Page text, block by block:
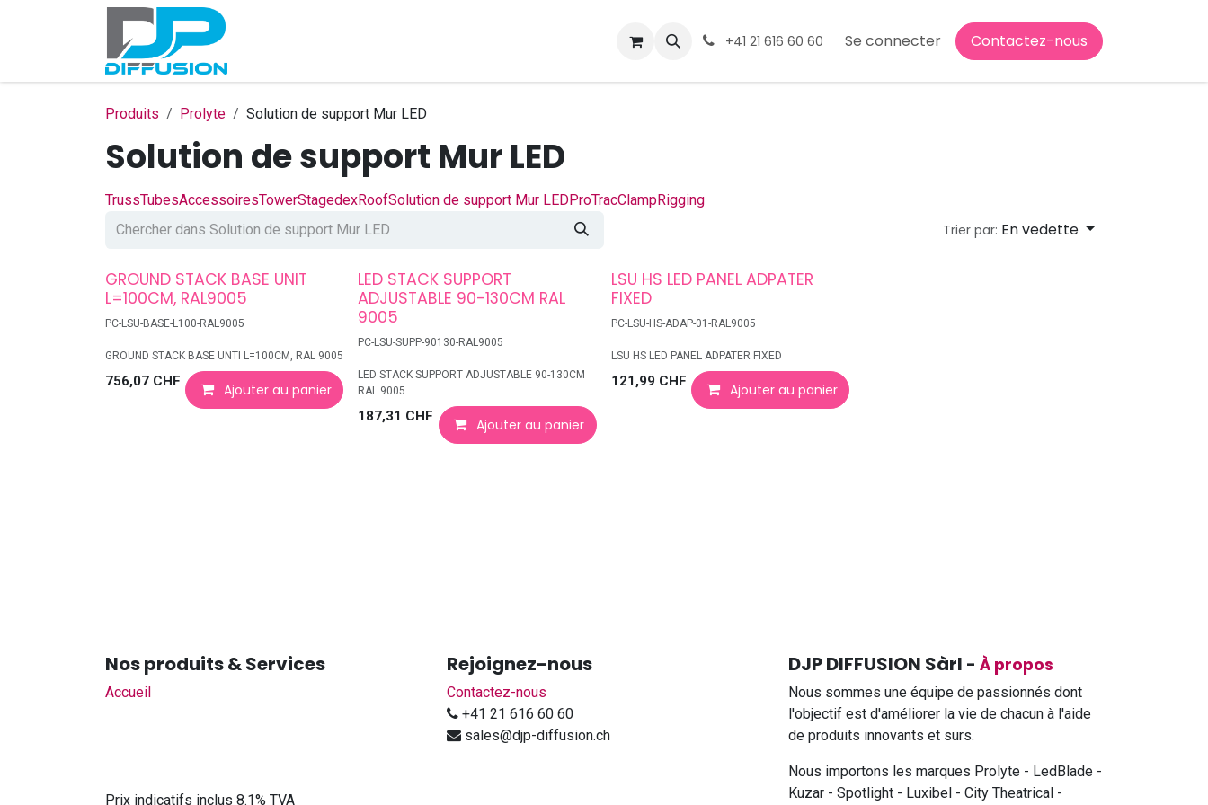
Se rendre au contenu
+41 21 616 60 60 Se connecter Contactez-nous
Produits Prolyte Solution de support Mur LED
Solution de support Mur LED
TrussTubesAccessoiresTowerStagedexRoofSolution de support Mur LEDProTracClampRigging
Trier par: En vedette
GROUND STACK BASE UNIT
L=100CM, RAL9005
PC-LSU-BASE-L100-RAL9005
GROUND STACK BASE UNTI L=100CM, RAL 9005
756,07 CHF Ajouter au panier
LED STACK SUPPORT
ADJUSTABLE 90-130CM RAL
9005
PC-LSU-SUPP-90130-RAL9005
LED STACK SUPPORT ADJUSTABLE 90-130CM
RAL 9005
187,31 CHF Ajouter au panier
LSU HS LED PANEL ADPATER
FIXED
PC-LSU-HS-ADAP-01-RAL9005
LSU HS LED PANEL ADPATER FIXED
121,99 CHF Ajouter au panier
Nos produits & Services
Accueil
Prix indicatifs inclus 8.1% TVA
Rejoignez-nous
Contactez-nous
+41 21 616 60 60
sales@djp-diffusion.ch
DJP DIFFUSION Sàrl - À propos
Nous sommes une équipe de passionnés dont
l'objectif est d'améliorer la vie de chacun à l'aide
de produits innovants et surs.
Nous importons les marques Prolyte - LedBlade -
Kuzar - Spotlight - Luxibel - City Theatrical -